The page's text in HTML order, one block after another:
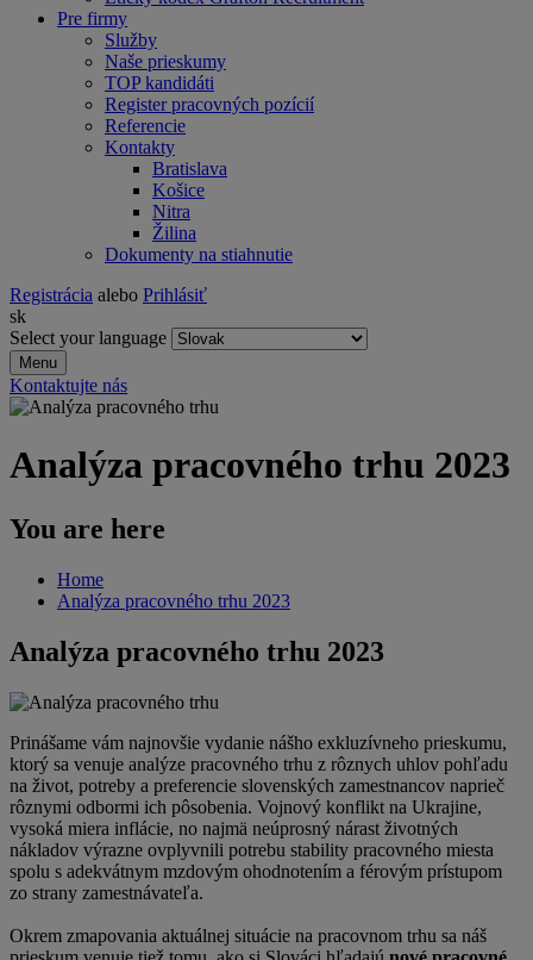
Pre firmy
Služby
Naše prieskumy
TOP kandidáti
Register pracovných pozícií
Referencie
Kontakty
Bratislava
Košice
Nitra
Žilina
Dokumenty na stiahnutie
Registrácia alebo Prihlásiť
sk
Select your language
Menu
Kontaktujte nás
Analýza pracovného trhu 2023
You are here
Home
Analýza pracovného trhu 2023
Analýza pracovného trhu 2023
Prinášame vám najnovšie vydanie nášho exkluzívneho prieskumu,
ktorý sa venuje analýze pracovného trhu z rôznych uhlov pohľadu
na život, potreby a preferencie slovenských zamestnancov naprieč
rôznymi odbormi ich pôsobenia. Vojnový konflikt na Ukrajine,
vysoká miera inflácie, no najmä neúprosný nárast životných
nákladov výrazne ovplyvnili potrebu stability pracovného miesta
spolu s adekvátnym mzdovým ohodnotením a férovým prístupom
zo strany zamestnávateľa.
Okrem zmapovania aktuálnej situácie na pracovnom trhu sa náš